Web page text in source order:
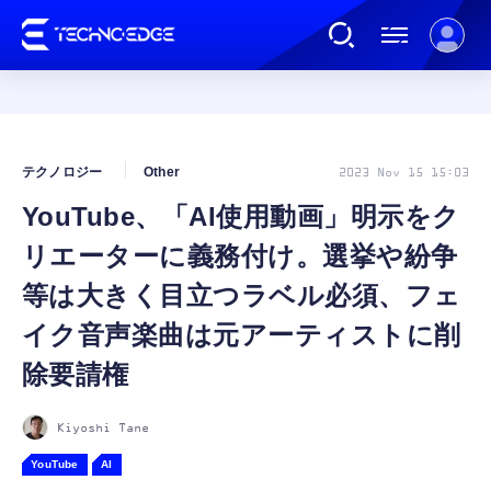
AI
ガジェット
ゲーム
YouTube、「AI使用動画」明示をク
リエーターに義務付け。選挙や紛争
等は大きく目立つラベル必須、フェ
イク音声楽曲は元アーティストに削
除要請権
テクノロジー Other 2023 Nov 15 15:03
Kiyoshi Tane
YouTube AI